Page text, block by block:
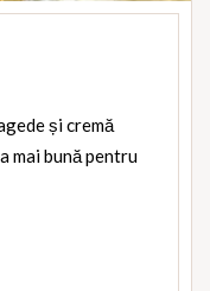
și cremă
mai bună pentru